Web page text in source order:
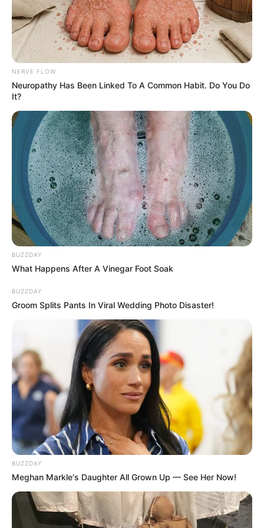
LIFESTYLE
10 Fakta Garam Himalaya,
NERVE FLOW
Neuropathy Has Been Linked To A Common Habit. Do You Do
It?
BUZZDAY
What Happens After A Vinegar Foot Soak
BUZZDAY
Groom Splits Pants In Viral Wedding Photo Disaster!
BUZZDAY
Meghan Markle's Daughter All Grown Up — See Her Now!